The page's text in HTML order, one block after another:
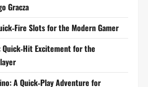
Gracza
Slots for the Modern Gamer
Quick‑Hit Excitement for the
A Quick‑Play Adventure for